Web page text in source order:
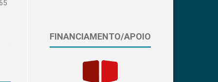
FINANCIAMENTO/APOIO